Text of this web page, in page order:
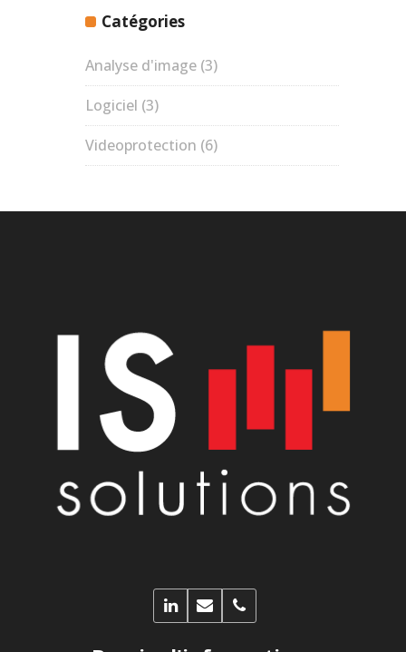
Catégories
Analyse d'image (3)
Logiciel (3)
Videoprotection (6)